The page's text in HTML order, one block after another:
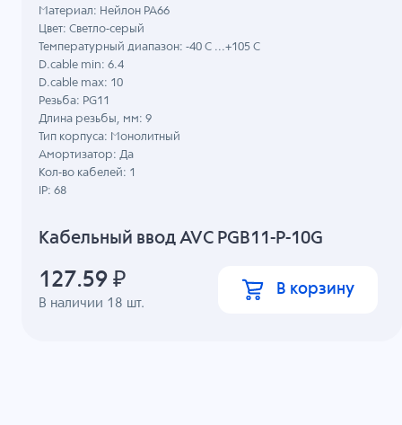
Кабельный ввод AVC PGB11-P-10G
В наличии 18 шт.
Материал: Нейлон PA66
Цвет: Светло-серый
Температурный диапазон: -40 C ...+105 C
D.cable min: 6.4
D.cable max: 10
Резьба: PG11
Длина резьбы, мм: 9
Тип корпуса: Монолитный
Амортизатор: Да
Кол-во кабелей: 1
IP: 68
127.59 ₽ В корзину